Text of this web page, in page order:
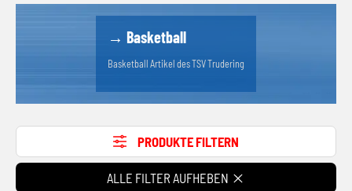
→ Basketball
Basketball Artikel des TSV Trudering
PRODUKTE FILTERN
ALLE FILTER AUFHEBEN